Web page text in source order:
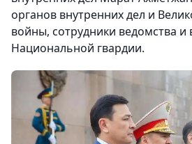
органов внутренних дел и
войны, сотрудники ведомства
Национальной гвардии.